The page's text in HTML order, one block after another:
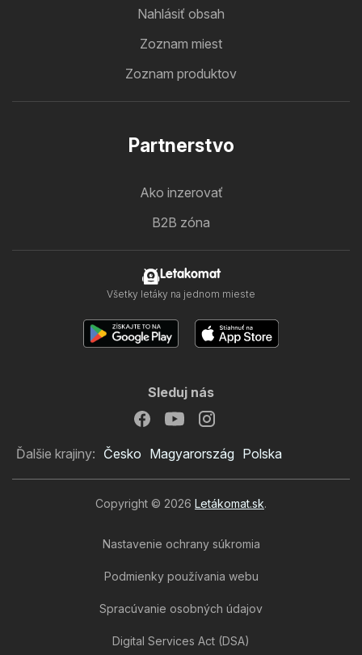
Tesco leták
Nahlásiť obsah
Zoznam miest
Zoznam produktov
Partnerstvo
Ako inzerovať
B2B zóna
Letakomat
Všetky letáky na jednom mieste
Sleduj nás
Ďalšie krajiny: Česko Magyarország Polska
Copyright © 2026 Letákomat.sk.
Nastavenie ochrany súkromia
Podmienky používania webu
Spracúvanie osobných údajov
Digital Services Act (DSA)